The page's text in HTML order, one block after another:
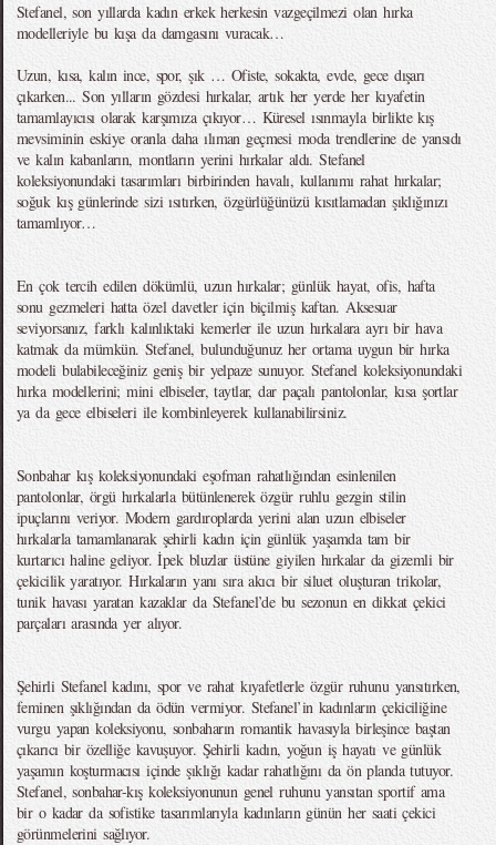
Stefanel, son yıllarda kadın erkek herkesin vazgeçilmezi olan hırka
modelleriyle bu kışa da damgasını vuracak…
Uzun, kısa, kalın ince, spor, şık … Ofiste, sokakta, evde, gece dışarı
çıkarken... Son yılların gözdesi hırkalar, artık her yerde her kıyafetin
tamamlayıcısı olarak karşımıza çıkıyor… Küresel ısınmayla birlikte kış
mevsiminin eskiye oranla daha ılıman geçmesi moda trendlerine de yansıdı
ve kalın kabanların, montların yerini hırkalar aldı. Stefanel
koleksiyonundaki tasarımları birbirinden havalı, kullanımı rahat hırkalar;
soğuk kış günlerinde sizi ısıtırken, özgürlüğünüzü kısıtlamadan şıklığınızı
tamamlıyor…
En çok tercih edilen dökümlü, uzun hırkalar; günlük hayat, ofis, hafta
sonu gezmeleri hatta özel davetler için biçilmiş kaftan. Aksesuar
seviyorsanız, farklı kalınlıktaki kemerler ile uzun hırkalara ayrı bir hava
katmak da mümkün. Stefanel, bulunduğunuz her ortama uygun bir hırka
modeli bulabileceğiniz geniş bir yelpaze sunuyor. Stefanel koleksiyonundaki
hırka modellerini; mini elbiseler, taytlar, dar paçalı pantolonlar, kısa şortlar
ya da gece elbiseleri ile kombinleyerek kullanabilirsiniz.
Sonbahar kış koleksiyonundaki eşofman rahatlığından esinlenilen
pantolonlar, örgü hırkalarla bütünlenerek özgür ruhlu gezgin stilin
ipuçlarını veriyor. Modern gardıroplarda yerini alan uzun elbiseler
hırkalarla tamamlanarak şehirli kadın için günlük yaşamda tam bir
kurtarıcı haline geliyor. İpek bluzlar üstüne giyilen hırkalar da gizemli bir
çekicilik yaratıyor. Hırkaların yanı sıra akıcı bir siluet oluşturan trikolar,
tunik havası yaratan kazaklar da Stefanel’de bu sezonun en dikkat çekici
parçaları arasında yer alıyor.
Şehirli Stefanel kadını, spor ve rahat kıyafetlerle özgür ruhunu yansıtırken,
feminen şıklığından da ödün vermiyor. Stefanel’in kadınların çekiciliğine
vurgu yapan koleksiyonu, sonbaharın romantik havasıyla birleşince baştan
çıkarıcı bir özelliğe kavuşuyor. Şehirli kadın, yoğun iş hayatı ve günlük
yaşamın koşturmacısı içinde şıklığı kadar rahatlığını da ön planda tutuyor.
Stefanel, sonbahar-kış koleksiyonunun genel ruhunu yansıtan sportif ama
bir o kadar da sofistike tasarımlarıyla kadınların günün her saati çekici
görünmelerini sağlıyor.